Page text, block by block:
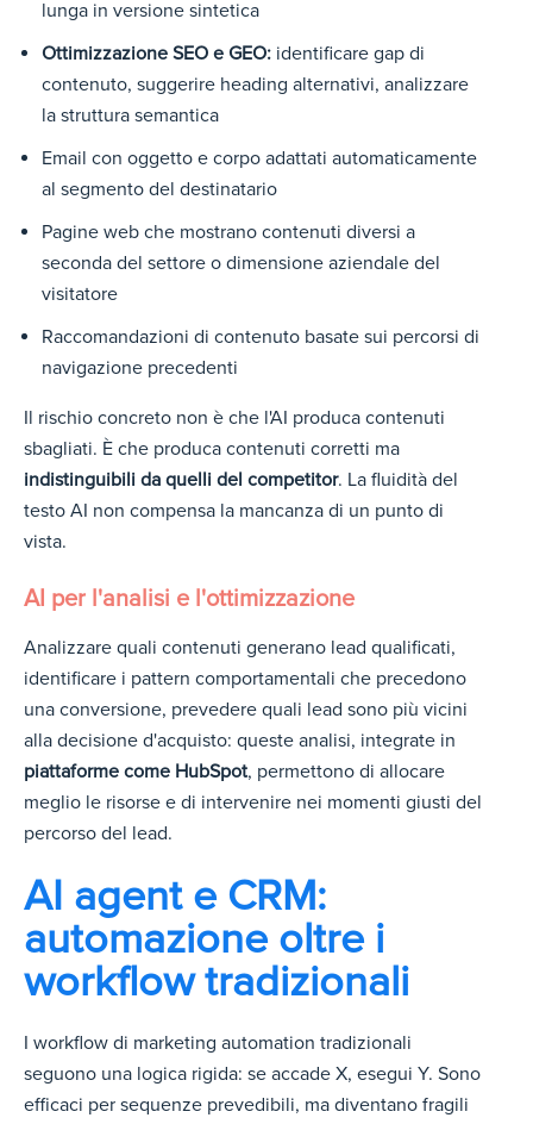
lunga in versione sintetica
Ottimizzazione SEO e GEO: identificare gap di
contenuto, suggerire heading alternativi, analizzare
la struttura semantica
Email con oggetto e corpo adattati automaticamente
al segmento del destinatario
Pagine web che mostrano contenuti diversi a
seconda del settore o dimensione aziendale del
visitatore
Raccomandazioni di contenuto basate sui percorsi di
navigazione precedenti
Il rischio concreto non è che l'AI produca contenuti
sbagliati. È che produca contenuti corretti ma
indistinguibili da quelli del competitor. La fluidità del
testo AI non compensa la mancanza di un punto di
vista.
AI per l'analisi e l'ottimizzazione
Analizzare quali contenuti generano lead qualificati,
identificare i pattern comportamentali che precedono
una conversione, prevedere quali lead sono più vicini
alla decisione d'acquisto: queste analisi, integrate in
piattaforme come HubSpot, permettono di allocare
meglio le risorse e di intervenire nei momenti giusti del
percorso del lead.
AI agent e CRM:
automazione oltre i
workflow tradizionali
I workflow di marketing automation tradizionali
seguono una logica rigida: se accade X, esegui Y. Sono
efficaci per sequenze prevedibili, ma diventano fragili